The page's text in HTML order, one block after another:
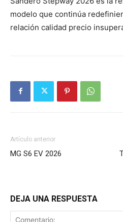
modelo que continúa
relación calidad precio
Artículo anterior
MG S6 EV 2026
DEJA UNA RESPUESTA